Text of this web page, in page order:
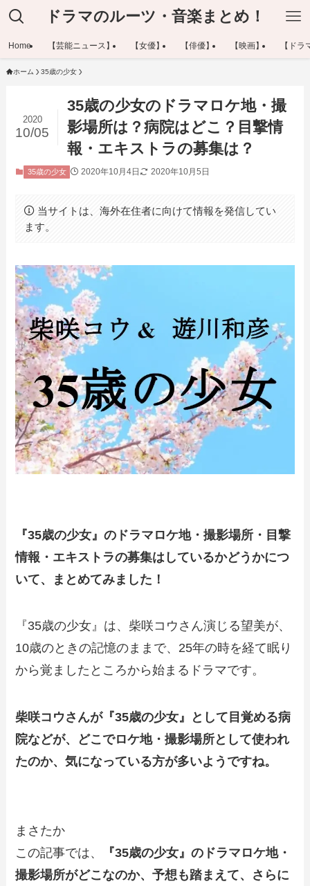
ドラマのルーツ・音楽まとめ！
Home 【芸能ニュース】 【女優】 【俳優】 【映画】 【ドラ
ホーム 35歳の少女
35歳の少女のドラマロケ地・撮
影場所は？病院はどこ？目撃情
報・エキストラの募集は？
2020
10/05
35歳の少女 2020年10月4日 2020年10月5日
当サイトは、海外在住者に向けて情報を発信してい
ます。
『35歳の少女』のドラマロケ地・撮影場所・目撃
情報・エキストラの募集はしているかどうかにつ
いて、まとめてみました！
『35歳の少女』は、柴咲コウさん演じる望美が、
10歳のときの記憶のままで、25年の時を経て眠り
から覚ましたところから始まるドラマです。
柴咲コウさんが『35歳の少女』として目覚める病
院などが、どこでロケ地・撮影場所として使われ
たのか、気になっている方が多いようですね。
まさたか
この記事では、
『35歳の少女』のドラマロケ地・
撮影場所がどこなのか、予想も踏まえて、さらに